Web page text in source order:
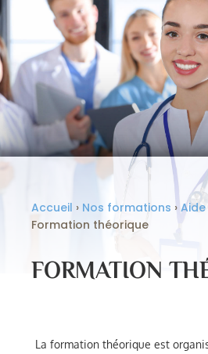
Accueil › Nos formations ›
Formation théorique
FORMATION
La formation théorique est